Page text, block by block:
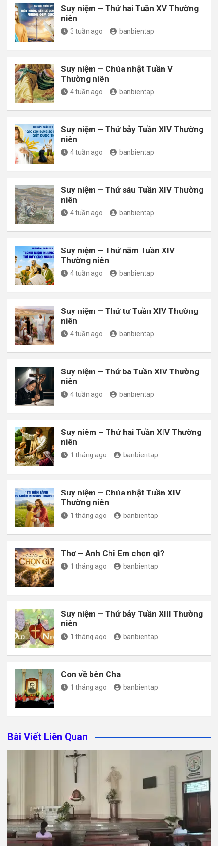
Suy niệm – Thứ hai Tuần XV Thường
niên
3 tuần ago banbientap
Suy niệm – Chúa nhật Tuần V
Thường niên
4 tuần ago banbientap
Suy niệm – Thứ bảy Tuần XIV Thường
niên
4 tuần ago banbientap
Suy niệm – Thứ sáu Tuần XIV Thường
niên
4 tuần ago banbientap
Suy niệm – Thứ năm Tuần XIV
Thường niên
4 tuần ago banbientap
Suy niệm – Thứ tư Tuần XIV Thường
niên
4 tuần ago banbientap
Suy niệm – Thứ ba Tuần XIV Thường
niên
4 tuần ago banbientap
Suy niêm – Thứ hai Tuần XIV Thường
niên
1 tháng ago banbientap
Suy niệm – Chúa nhật Tuần XIV
Thường niên
1 tháng ago banbientap
Thơ – Anh Chị Em chọn gì?
1 tháng ago banbientap
Suy niệm – Thứ bảy Tuần XIII Thường
niên
1 tháng ago banbientap
Con về bên Cha
1 tháng ago banbientap
Bài Viết Liên Quan